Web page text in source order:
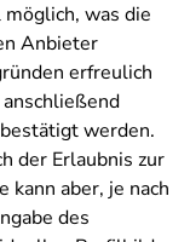
was die
Anbieter
erfreulich
werden.
der Erlaubnis zur
kann aber, je nach
des